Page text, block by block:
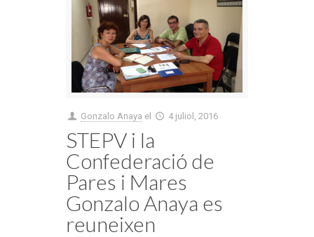
Gonzalo Anaya el 4 juliol, 2016
STEPV i la
Confederació de
Pares i Mares
Gonzalo Anaya es
reuneixen